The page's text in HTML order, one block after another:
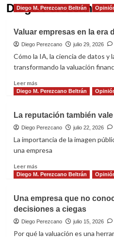
Diego Perezcano
Diego M. Perezcano Beltrán
Valuar empresas en la era
Diego Perezcano julio 29, 2026
Cómo la IA, la ciencia de datos y
transformando la valuación
Leer másLeer
más
empresas
en
la
la
inteligencia
Diego M. Perezcano Beltrán
La reputación también vale
Diego Perezcano julio 22, 2026
La importancia de la imagen
una empresa
Leer másLeer
más
reputación
también
vale
Diego M. Perezcano Beltrán
Una empresa que no
decisiones a ciegas
Diego Perezcano julio 15, 2026
Por qué la valuación es una